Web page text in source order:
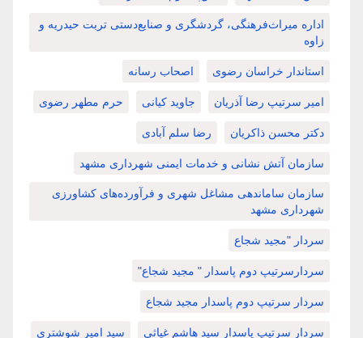
اداره میراث‌فرهنگی، گردشگری و صنایع‌دستی تربت حیدریه و
زاوه
استاندار خراسان رضوی اصحاب رسانه
امیر سرتیپ رضا آذریان جاوید کیانی حرم مطهر رضوی
دکتر محسن ذاکریان رضا سلم آبادی
سازمان آتش نشانی و خدمات ایمنی شهرداری مشهد
سازمان ساماندهی مشاغل شهری و فرآورده‌های کشاورزی
شهرداری مشهد
سردار "مجید شجاع
سردارسرتیپ دوم پاسدار " مجید شجاع"
سردار سرتیپ دوم پاسدار مجید شجاع
سردار سرتیپ پاسدار سید هاشم غیاثی سید امیر شوشتری